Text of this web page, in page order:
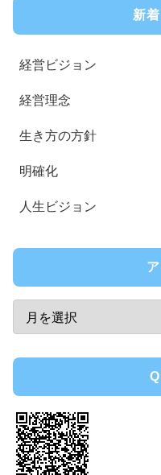
新
経営ビジョン
経営理念
生き方の方針
明確化
人生ビジョン